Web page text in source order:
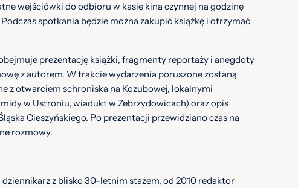
wejściówki do odbioru w kasie kina czynnej na godzinę
spotkania będzie można zakupić książkę i otrzymać
prezentację książki, fragmenty reportaży i anegdoty
z autorem. W trakcie wydarzenia poruszone zostaną
z otwarciem schroniska na Kozubowej, lokalnymi
w Ustroniu, wiadukt w Zebrzydowicach) oraz opis
Cieszyńskiego. Po prezentacji przewidziano czas na
rozmowy.
z blisko 30-letnim stażem, od 2010 redaktor